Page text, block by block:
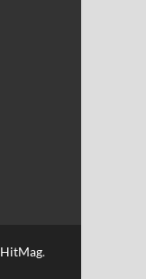
HitMag.